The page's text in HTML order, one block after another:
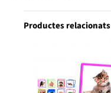
Productes